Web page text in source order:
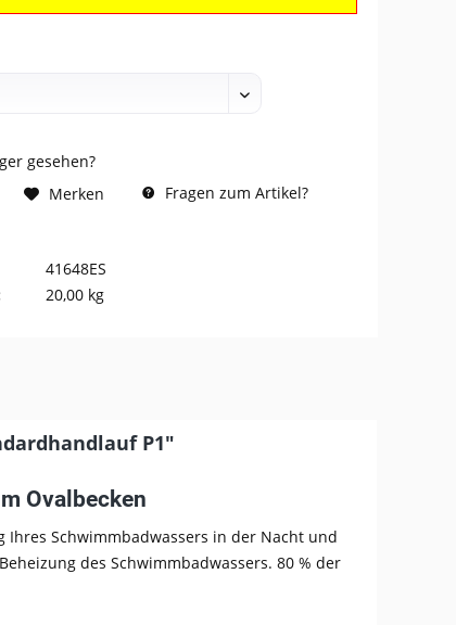
gesehen?
Merken
Fragen zum Artikel?
41648ES
20,00 kg
P1"
Ovalbecken
Schwimmbadwassers in der Nacht und
des Schwimmbadwassers. 80 % der